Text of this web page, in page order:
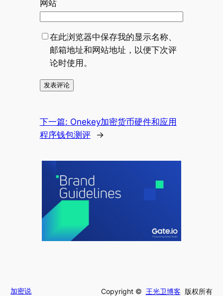
网站
在此浏览器中保存我的显示名称、
邮箱地址和网站地址，以便下次评
论时使用。
下一篇: Onekey加密货币硬件和应用
程序钱包测评
→
加密说 Copyright © 王光卫博客 版权所有